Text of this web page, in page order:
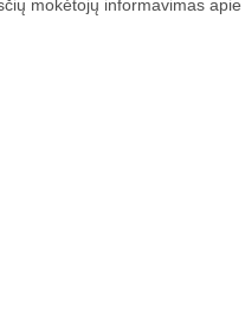
mokėtojų informavimas